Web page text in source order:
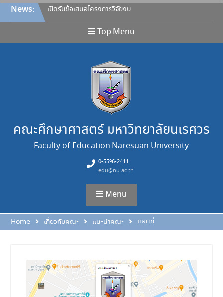
Skip
content
News:
เปิดรับข้อเสนอโครงการวิจัยงบ
ประมาณรายได้คณะศึกษา
ศาสตร์ ประจำปีงบประมาณ
2570
มหาวิทยาลัยนเรศวร เรื่อง หลัก
เกณฑ์การให้ทุนอุดหนุนการวิจัย
จากงบประมาณรายได้ คณะ
สำหรับคณาจารย์ ประกาศ ณ
วันที่ 27 กรกฎาคม 2569 และ
ขอยกเลิกประกาศฉบับลงวันที่
26 เมษายน 2565
ขอแสดงความยินดี
ขอแสดงความยินดี
Top Menu
คณะศึกษาศาสตร์ มหาวิทยาลัยนเรศวร
Faculty of Education Naresuan University
0-5596-2411
edu@nu.ac.th
Menu
Home เกี่ยวกับคณะ แนะนำคณะ แผนที่